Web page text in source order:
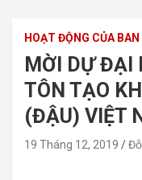
HOẠT ĐỘNG CỦA
MỜI DỰ ĐẠI
TÔN TẠO
(ĐẬU) VIỆT
19 Tháng 12, 2019